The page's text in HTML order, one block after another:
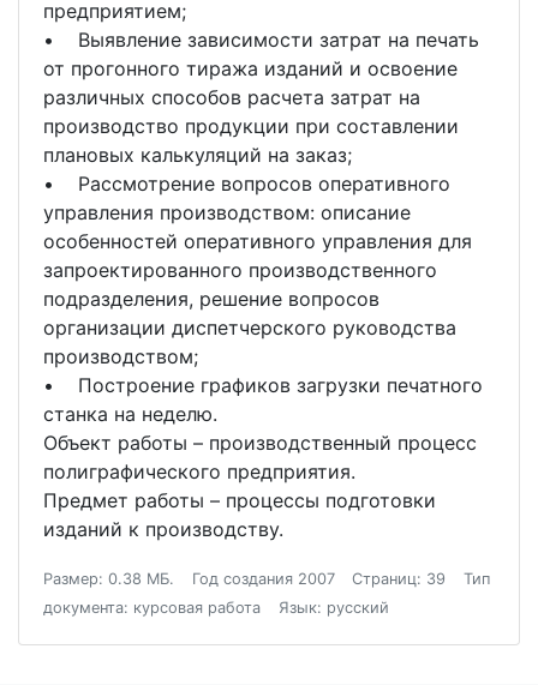
предприятием;
• Выявление зависимости затрат на печать
от прогонного тиража изданий и освоение
различных способов расчета затрат на
производство продукции при составлении
плановых калькуляций на заказ;
• Рассмотрение вопросов оперативного
управления производством: описание
особенностей оперативного управления для
запроектированного производственного
подразделения, решение вопросов
организации диспетчерского руководства
производством;
• Построение графиков загрузки печатного
станка на неделю.
Объект работы – производственный процесс
полиграфического предприятия.
Предмет работы – процессы подготовки
изданий к производству.
Размер: 0.38 МБ. Год создания 2007 Страниц: 39
Тип
документа: курсовая работа
Язык: русский